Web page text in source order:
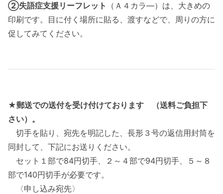
②失語症支援リーフレット
（Ａ４カラ―）は、大きめの
印刷です。目に付く場所に貼る、渡すなどで、周りの方に
促してみてください。
★郵送での送付を受け付けております （送料ご負担下
さい）。
切手を貼り、宛先を明記した、長形３号の返信用封筒を
同封して、下記にお送りください。
セット１部で84円切手、２～４部で94円切手、５～８
部で140円切手が必要です。
〈申し込み宛先〉